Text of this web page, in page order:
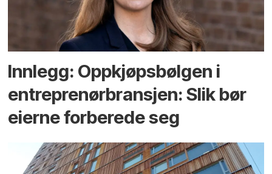
Innlegg: Oppkjøps­bølgen i
entreprenør­bransjen: Slik bør
eierne forberede seg